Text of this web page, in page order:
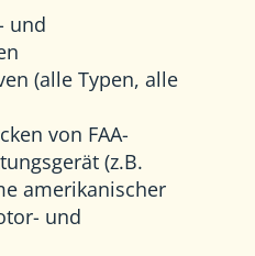
und
(alle Typen, alle
von FAA-
(z.B.
amerikanischer
und